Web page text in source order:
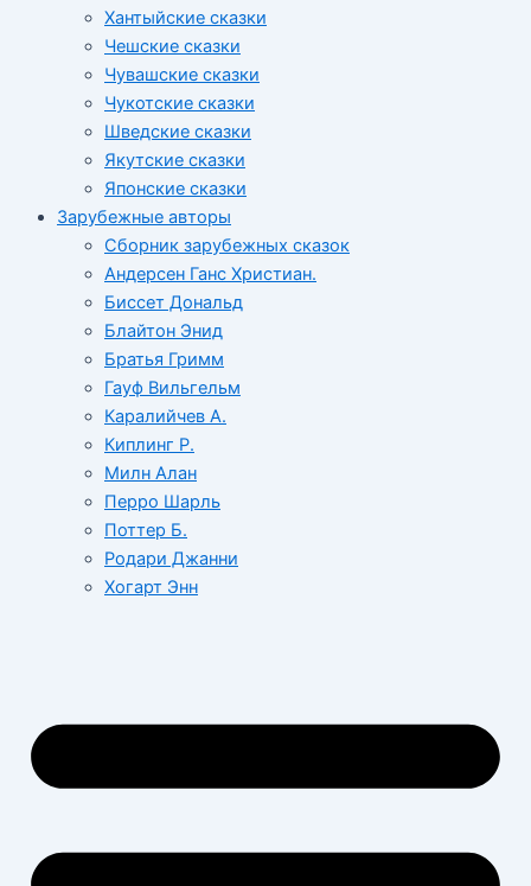
Хантыйские сказки
Чешские сказки
Чувашские сказки
Чукотские сказки
Шведские сказки
Якутские сказки
Японские сказки
Зарубежные авторы
Сборник зарубежных сказок
Андерсен Ганс Христиан.
Биссет Дональд
Блайтон Энид
Братья Гримм
Гауф Вильгельм
Каралийчев А.
Киплинг Р.
Милн Алан
Перро Шарль
Поттер Б.
Родари Джанни
Хогарт Энн